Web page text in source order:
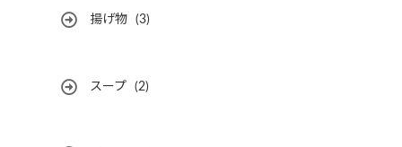
揚げ物 (3)
スープ (2)